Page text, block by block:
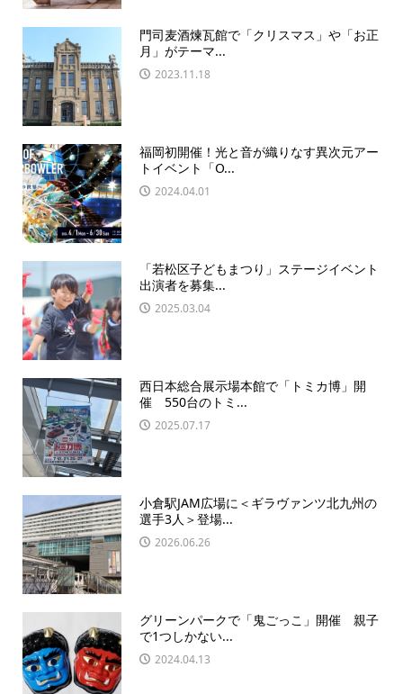
門司麦酒煉瓦館で「クリスマス」や「お正
月」がテーマ...
2023.11.18
福岡初開催！光と音が織りなす異次元アー
トイベント「O...
2024.04.01
「若松区子どもまつり」ステージイベント
出演者を募集...
2025.03.04
西日本総合展示場本館で「トミカ博」開
催 550台のトミ...
2025.07.17
小倉駅JAM広場に＜ギラヴァンツ北九州の
選手3人＞登場...
2026.06.26
グリーンパークで「鬼ごっこ」開催 親子
で1つしかない...
2024.04.13